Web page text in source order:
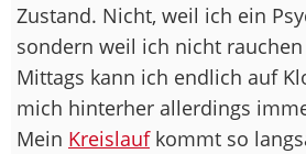
Zustand. Nicht, weil ich ein
sondern weil ich nicht
Mittags kann ich endlich auf
mich hinterher allerdings
Mein Kreislaufkommt so